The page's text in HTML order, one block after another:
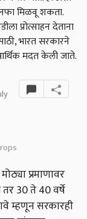
मिळवू शकता.
प्रोत्साहन देताना
भारत सरकारने
मदत केली जाते.
प्रमाणावर
30 ते 40 वर्षे
म्हणून सरकारही